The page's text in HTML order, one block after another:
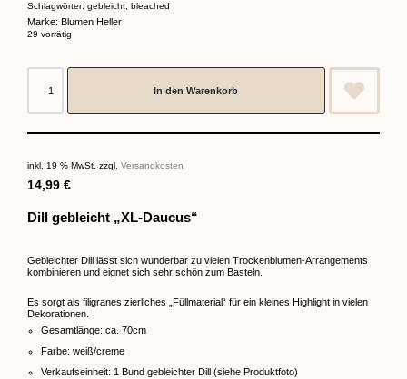
Schlagwörter: gebleicht, bleached
Marke: Blumen Heller
29 vorrätig
In den Warenkorb
inkl. 19 % MwSt. zzgl. Versandkosten
14,99 €
Dill gebleicht „XL-Daucus“
Gebleichter Dill lässt sich wunderbar zu vielen Trockenblumen-Arrangements
kombinieren und eignet sich sehr schön zum Basteln.
Es sorgt als filigranes zierliches „Füllmaterial“ für ein kleines Highlight in vielen
Dekorationen.
Gesamtlänge: ca. 70cm
Farbe: weiß/creme
Verkaufseinheit: 1 Bund gebleichter Dill (siehe Produktfoto)